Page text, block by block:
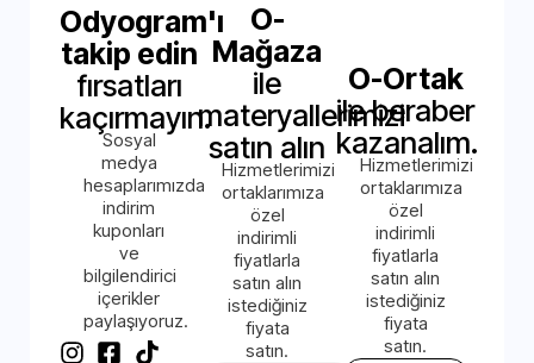
Odyogram'ı
takip edin
fırsatları
kaçırmayın.
Sosyal
medya
hesaplarımızda
indirim
kuponları
ve
bilgilendirici
içerikler
paylaşıyoruz.
O-
Mağaza
ile
materyallerimizi
satın alın
Hizmetlerimizi
ortaklarımıza
özel
indirimli
fiyatlarla
satın alın
istediğiniz
fiyata
satın.
O-Ortak
ile beraber
kazanalım.
Hizmetlerimizi
ortaklarımıza
özel
indirimli
fiyatlarla
satın alın
istediğiniz
fiyata
satın.